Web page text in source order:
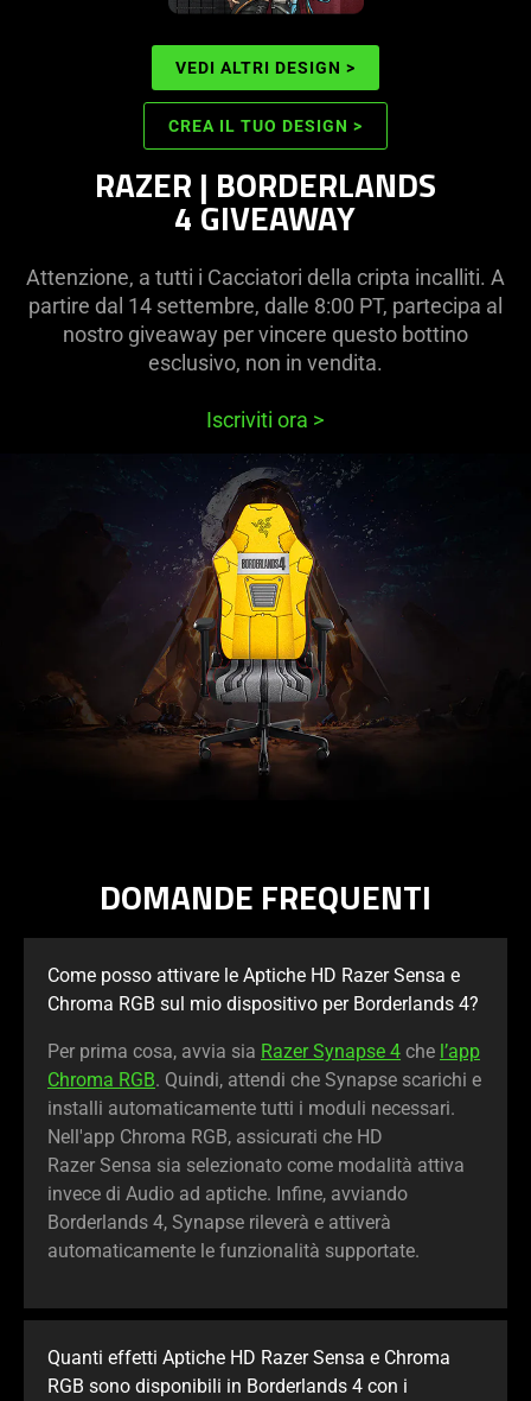
VEDI ALTRI DESIGN >
CREA IL TUO DESIGN >
RAZER | BORDERLANDS
4 GIVEAWAY
Attenzione, a tutti i Cacciatori della cripta incalliti. A
partire dal 14 settembre, dalle 8:00 PT, partecipa al
nostro giveaway per vincere questo bottino
esclusivo, non in vendita.
Iscriviti ora >
DOMANDE FREQUENTI
Come posso attivare le Aptiche HD Razer Sensa e
Chroma RGB sul mio dispositivo per Borderlands 4?
Per prima cosa, avvia sia Razer Synapse 4 che l’app
Chroma RGB. Quindi, attendi che Synapse scarichi e
installi automaticamente tutti i moduli necessari.
Nell'app Chroma RGB, assicurati che HD
Razer Sensa sia selezionato come modalità attiva
invece di Audio ad aptiche. Infine, avviando
Borderlands 4, Synapse rileverà e attiverà
automaticamente le funzionalità supportate.
Quanti effetti Aptiche HD Razer Sensa e Chroma
RGB sono disponibili in Borderlands 4 con i